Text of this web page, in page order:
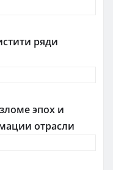
ряди
эпох и
отрасли